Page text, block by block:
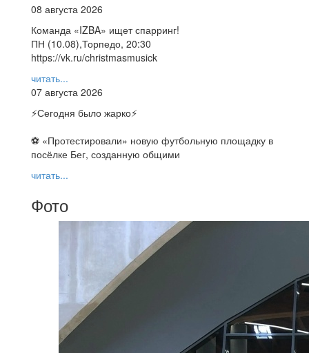
08 августа 2026
Команда «IZBA» ищет спарринг!
ПН (10.08),Торпедо, 20:30
https://vk.ru/christmasmusick
читать...
07 августа 2026
⚡️Сегодня было жарко⚡️
⚽ ️«Протестировали» новую футбольную площадку в
посёлке Бег, созданную общими
читать...
Фото